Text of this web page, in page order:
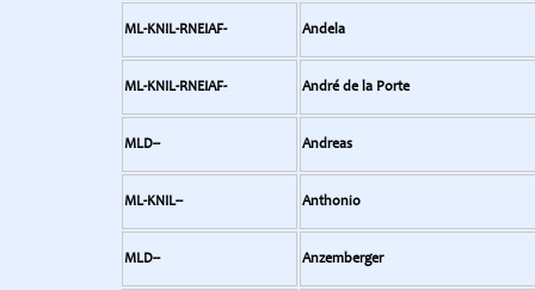
ML-KNIL-RNEIAF- Andela
ML-KNIL-RNEIAF- André de la Porte
MLD-- Andreas
ML-KNIL-- Anthonio
MLD-- Anzemberger